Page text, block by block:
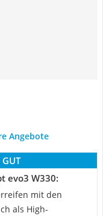
Angebote
GUT
evo3 W330:
mit den
als High-